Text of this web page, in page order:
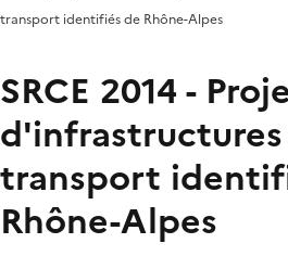
transport identifiés de Rhône-Alpes
SRCE 2014 -
transport
Rhône-Alpes